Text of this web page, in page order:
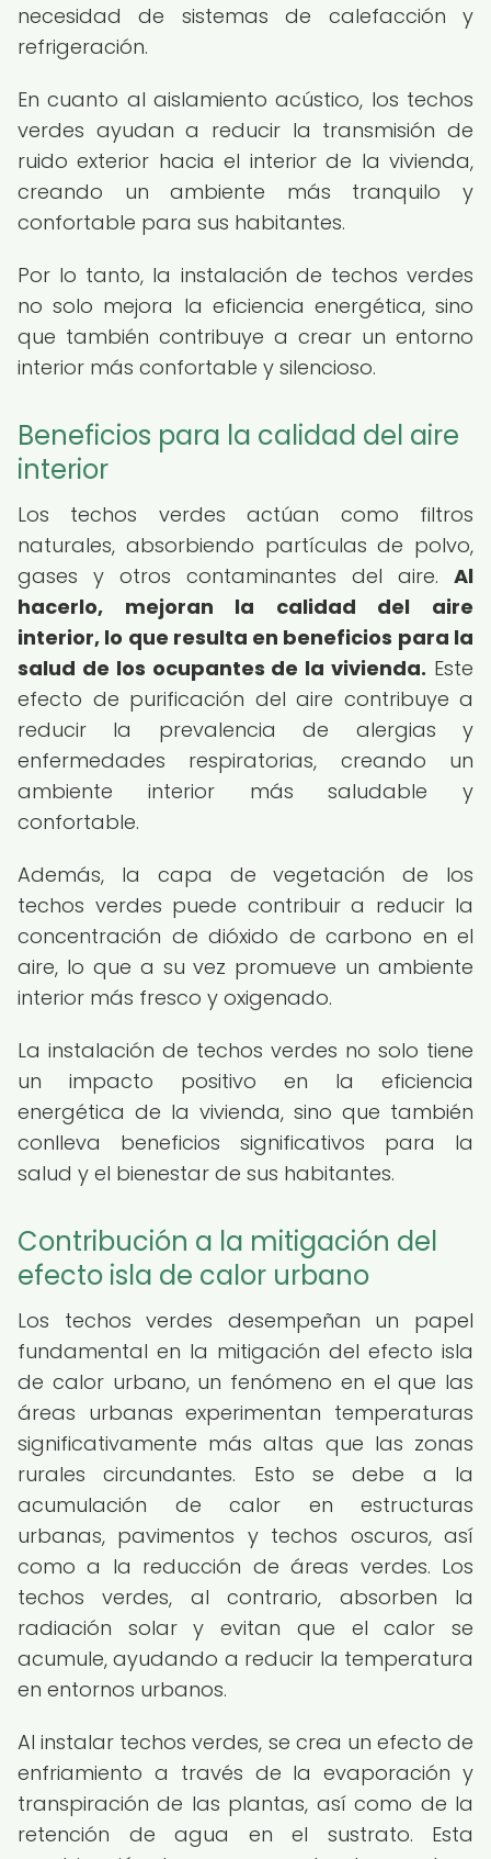
necesidad de sistemas de calefacción y
refrigeración.
En cuanto al aislamiento acústico, los techos
verdes ayudan a reducir la transmisión de
ruido exterior hacia el interior de la vivienda,
creando un ambiente más tranquilo y
confortable para sus habitantes.
Por lo tanto, la instalación de techos verdes
no solo mejora la eficiencia energética, sino
que también contribuye a crear un entorno
interior más confortable y silencioso.
Beneficios para la calidad del aire
interior
Los techos verdes actúan como filtros
naturales, absorbiendo partículas de polvo,
gases y otros contaminantes del aire. Al
hacerlo, mejoran la calidad del aire
interior, lo que resulta en beneficios para la
salud de los ocupantes de la vivienda. Este
efecto de purificación del aire contribuye a
reducir la prevalencia de alergias y
enfermedades respiratorias, creando un
ambiente interior más saludable y
confortable.
Además, la capa de vegetación de los
techos verdes puede contribuir a reducir la
concentración de dióxido de carbono en el
aire, lo que a su vez promueve un ambiente
interior más fresco y oxigenado.
La instalación de techos verdes no solo tiene
un impacto positivo en la eficiencia
energética de la vivienda, sino que también
conlleva beneficios significativos para la
salud y el bienestar de sus habitantes.
Contribución a la mitigación del
efecto isla de calor urbano
Los techos verdes desempeñan un papel
fundamental en la mitigación del efecto isla
de calor urbano, un fenómeno en el que las
áreas urbanas experimentan temperaturas
significativamente más altas que las zonas
rurales circundantes. Esto se debe a la
acumulación de calor en estructuras
urbanas, pavimentos y techos oscuros, así
como a la reducción de áreas verdes. Los
techos verdes, al contrario, absorben la
radiación solar y evitan que el calor se
acumule, ayudando a reducir la temperatura
en entornos urbanos.
Al instalar techos verdes, se crea un efecto de
enfriamiento a través de la evaporación y
transpiración de las plantas, así como de la
retención de agua en el sustrato. Esta